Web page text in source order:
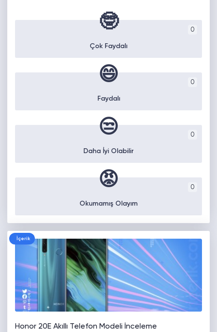
0
🤓
Çok Faydalı
0
😄
Faydalı
0
😒
Daha İyi Olabilir
0
😡
Okumamış Olayım
İçerik
Honor 20E Akıllı Telefon Modeli İnceleme